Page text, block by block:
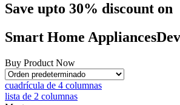
Save upto 30% discount on
Smart Home Appliances
Buy Product Now
cuadrícula de 4 columnas
lista de 2 columnas